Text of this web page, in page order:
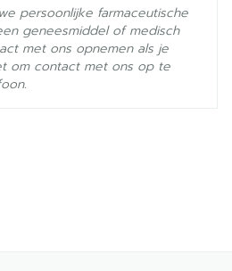
suspensie 1 mg/ml
persoonlijke farmaceutische
geneesmiddel of medisch
met ons opnemen als je
om contact met ons op te